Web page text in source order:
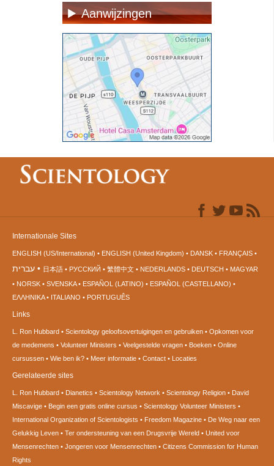
Aanwijzingen
Internationale Sites
ENGLISH (US/International) ENGLISH (United Kingdom) DANSK FRANÇAIS
עברית 日本語 РУССКИЙ 繁體中文 NEDERLANDS DEUTSCH
MAGYAR
NORSK
SVENSKA ESPAÑOL (LATINO)
ESPAÑOL (CASTELLANO)
ΕΛΛΗΝΙΚA
ITALIANO PORTUGUÊS
Links
L. Ron Hubbard Scientology geloofsovertuigingen en gebruiken
Opkomen voor
de medemens
Volunteer Ministers Veelgestelde vragen Boeken
Online
cursussen
Wie ben ik? Meer informatie Contact Locaties
Gerelateerde sites
L. Ron Hubbard Dianetics Scientology Network Scientology Religion
David
Miscavige
Begin een gratis online cursus
Scientology Volunteer Ministers
International Organization of Scientologists
Freedom Magazine
De Weg naar een
Gelukkig Leven
Ter ondersteuning van een Drugsvrije Wereld
United voor
Mensenrechten
Jongeren voor Mensenrechten
Citizens Commission for Human
Rights